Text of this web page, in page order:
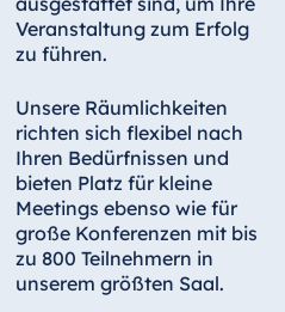
Veranstaltung zum Erfolg
zu führen.
Unsere Räumlichkeiten
richten sich flexibel nach
Ihren Bedürfnissen und
bieten Platz für kleine
Meetings ebenso wie für
große Konferenzen mit bis
zu 800 Teilnehmern in
unserem größten Saal.